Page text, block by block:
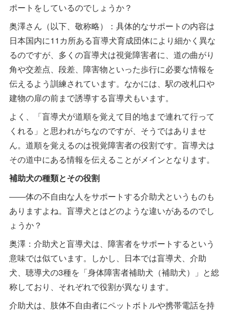
ポートをしているのでしょうか？
奥澤さん（以下、敬称略）：具体的なサポートの内容は
日本国内に11カ所ある盲導犬育成団体により細かく異な
るのですが、多くの盲導犬は視覚障害者に、道の曲がり
角や交差点、段差、障害物といった歩行に必要な情報を
伝えるよう訓練されています。なかには、駅の改札口や
建物の扉の前まで誘導する盲導犬もいます。
よく、「盲導犬が道順を覚えて目的地まで連れて行って
くれる」と思われがちなのですが、そうではありませ
ん。道順を覚えるのは視覚障害者の役割です。盲導犬は
その道中にある情報を伝えることがメインとなります。
補助犬の種類とその役割
――体の不自由な人をサポートする介助犬というものも
ありますよね。盲導犬とはどのような違いがあるのでし
ょうか？
奥澤：介助犬と盲導犬は、障害者をサポートするという
意味では似ています。しかし、日本では盲導犬、介助
犬、聴導犬の3種を「身体障害者補助犬（補助犬）」と総
称しており、それぞれで役割が異なります。
介助犬は、肢体不自由者にペットボトルや携帯電話を持